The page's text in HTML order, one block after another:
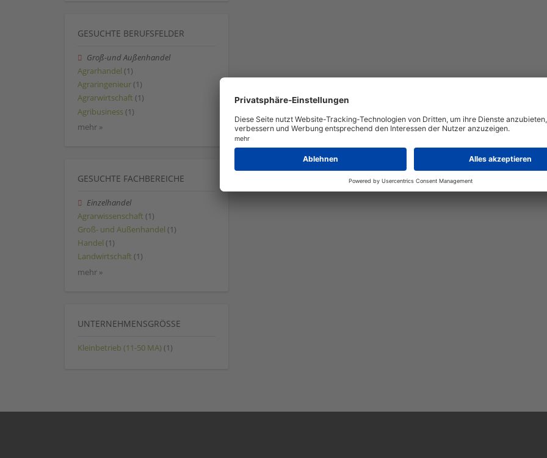
GESUCHTE BERUFSFELDER
Groß-und Außenhandel
Agrarhandel (1)
Agraringenieur (1)
Agrarwirtschaft (1)
Agribusiness (1)
mehr »
GESUCHTE FACHBEREICHE
Einzelhandel
Agrarwissenschaft (1)
Groß- und Außenhandel (1)
Handel (1)
Landwirtschaft (1)
mehr »
UNTERNEHMENSGRÖSSE
Kleinbetrieb (11-50 MA) (1)